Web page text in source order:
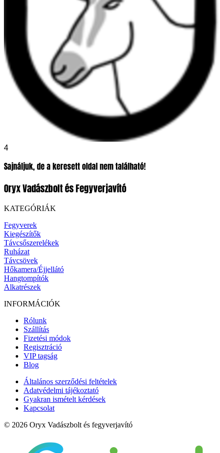
4
Sajnáljuk, de a keresett oldal nem található!
Oryx Vadászbolt és Fegyverjavító
KATEGÓRIÁK
Fegyverek
Kiegészítők
Távcsőszerelékek
Ruházat
Távcsövek
Hőkamera/Éjjellátó
Hangtompítók
Alkatrészek
INFORMÁCIÓK
Rólunk
Szállítás
Fizetési módok
Regisztráció
VIP tagság
Blog
Általános szerződési feltételek
Adatvédelmi tájékoztató
Gyakran ismételt kérdések
Kapcsolat
© 2026 Oryx Vadászbolt és fegyverjavító